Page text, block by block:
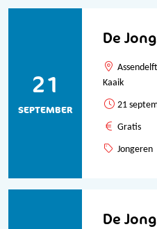
De
21
SEPTEMBER
Kaaik
21
Gratis
Jongeren
De